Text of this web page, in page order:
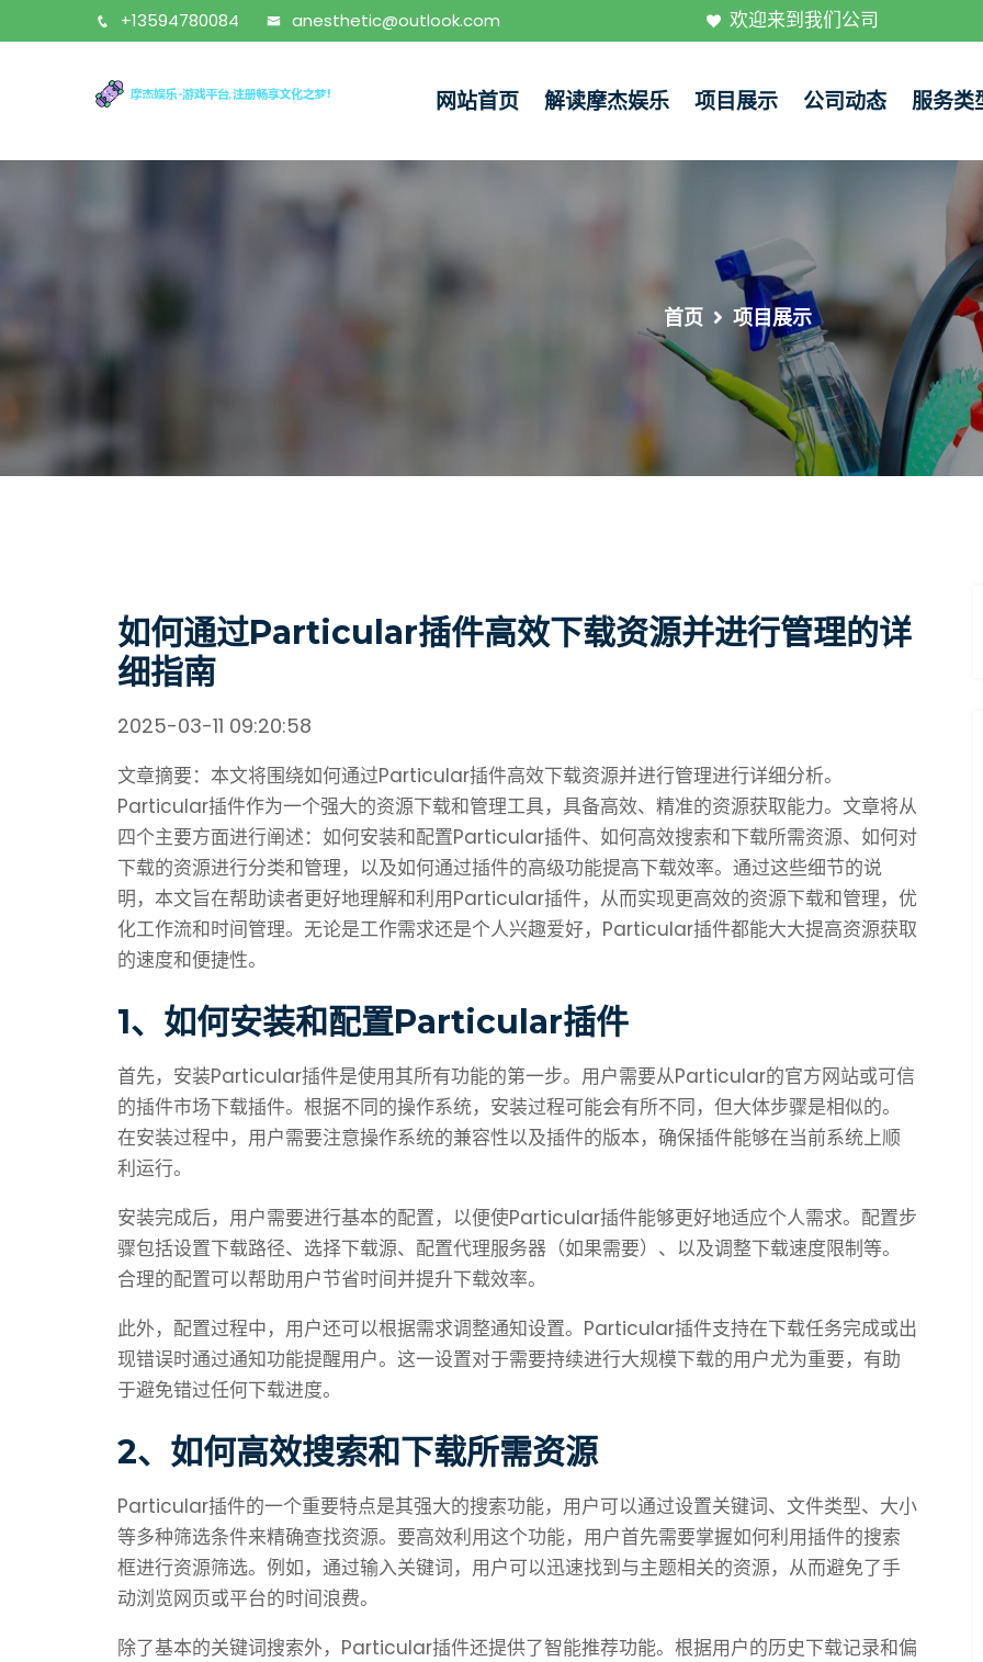
+13594780084 anesthetic@outlook.com 欢迎来到我们公司
网站首页 解读摩杰娱乐 项目展示 公司动态 服务类
首页 项目展示
如何通过Particular插件高效下载资源并进行管理的详
细指南
2025-03-11 09:20:58
文章摘要：本文将围绕如何通过Particular插件高效下载资源并进行管理进行详细分析。
Particular插件作为一个强大的资源下载和管理工具，具备高效、精准的资源获取能力。文章将从
四个主要方面进行阐述：如何安装和配置Particular插件、如何高效搜索和下载所需资源、如何对
下载的资源进行分类和管理，以及如何通过插件的高级功能提高下载效率。通过这些细节的说
明，本文旨在帮助读者更好地理解和利用Particular插件，从而实现更高效的资源下载和管理，优
化工作流和时间管理。无论是工作需求还是个人兴趣爱好，Particular插件都能大大提高资源获取
的速度和便捷性。
1、如何安装和配置Particular插件
首先，安装Particular插件是使用其所有功能的第一步。用户需要从Particular的官方网站或可信
的插件市场下载插件。根据不同的操作系统，安装过程可能会有所不同，但大体步骤是相似的。
在安装过程中，用户需要注意操作系统的兼容性以及插件的版本，确保插件能够在当前系统上顺
利运行。
安装完成后，用户需要进行基本的配置，以便使Particular插件能够更好地适应个人需求。配置步
骤包括设置下载路径、选择下载源、配置代理服务器（如果需要）、以及调整下载速度限制等。
合理的配置可以帮助用户节省时间并提升下载效率。
此外，配置过程中，用户还可以根据需求调整通知设置。Particular插件支持在下载任务完成或出
现错误时通过通知功能提醒用户。这一设置对于需要持续进行大规模下载的用户尤为重要，有助
于避免错过任何下载进度。
2、如何高效搜索和下载所需资源
Particular插件的一个重要特点是其强大的搜索功能，用户可以通过设置关键词、文件类型、大小
等多种筛选条件来精确查找资源。要高效利用这个功能，用户首先需要掌握如何利用插件的搜索
框进行资源筛选。例如，通过输入关键词，用户可以迅速找到与主题相关的资源，从而避免了手
动浏览网页或平台的时间浪费。
除了基本的关键词搜索外，Particular插件还提供了智能推荐功能。根据用户的历史下载记录和偏